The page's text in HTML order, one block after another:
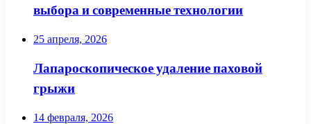
выбора и современные технологии
25 апреля, 2026
Лапароскопическое удаление паховой
грыжи
14 февраля, 2026